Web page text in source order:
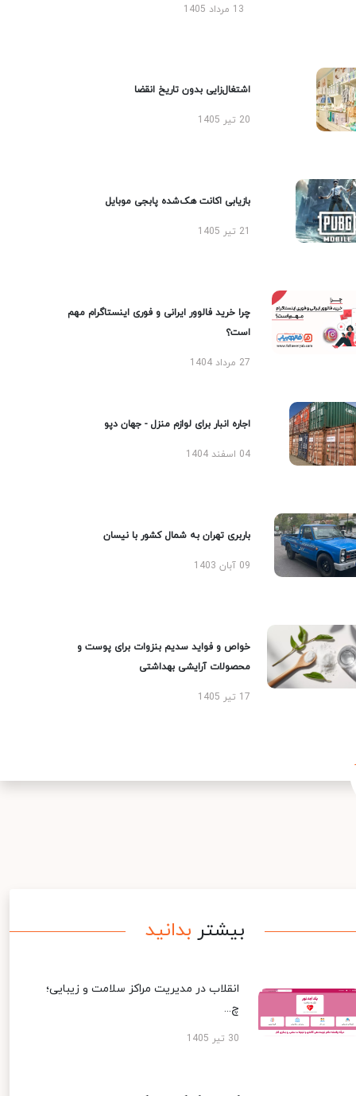
13 مرداد 1405
اشتغال‌زایی بدون تاریخ انقضا
20 تیر 1405
بازیابی اکانت هک‌شده پابجی موبایل
چرا خرید فالوور ایرانی و فوری اینستاگرام مهم
است؟
27 مرداد 1404
اجاره انبار برای لوازم منزل - جهان دپو
04 اسفند 1404
باربری تهران به شمال کشور با نیسان
09 آبان 1403
خواص و فواید سدیم بنزوات برای پوست و
محصولات آرایشی بهداشتی
17 تیر 1405
بیشتر بدانید
انقلاب در مدیریت مراکز سلامت و زیبایی؛
چ...
30 تیر 1405